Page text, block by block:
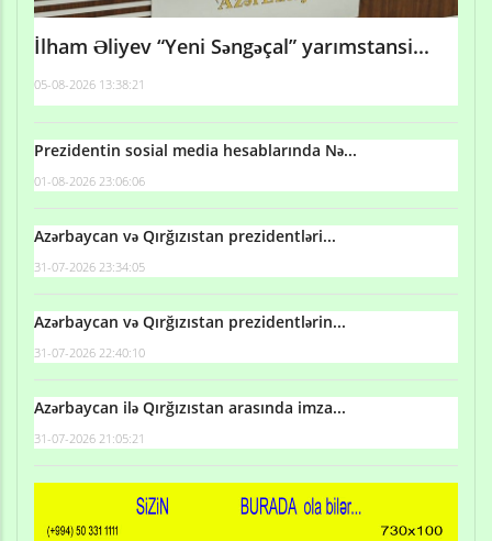
İlham Əliyev “Yeni Səngəçal” yarımstansi...
05-08-2026 13:38:21
Prezidentin sosial media hesablarında Nə...
01-08-2026 23:06:06
Azərbaycan və Qırğızıstan prezidentləri...
31-07-2026 23:34:05
Azərbaycan və Qırğızıstan prezidentlərin...
31-07-2026 22:40:10
Azərbaycan ilə Qırğızıstan arasında imza...
31-07-2026 21:05:21